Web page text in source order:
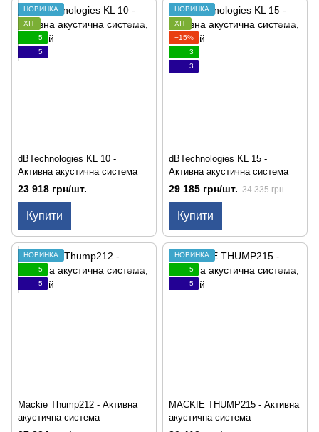
НОВИНКА
ХІТ
5
5
dBTechnologies KL 10 -
Активна акустична система
23 918 грн/шт.
Купити
НОВИНКА
ХІТ
−15%
3
3
dBTechnologies KL 15 -
Активна акустична система
29 185 грн/шт. 34 335 грн
Купити
НОВИНКА
5
5
Mackie Thump212 - Активна
акустична система
НОВИНКА
5
5
MACKIE THUMP215 - Активна
акустична система